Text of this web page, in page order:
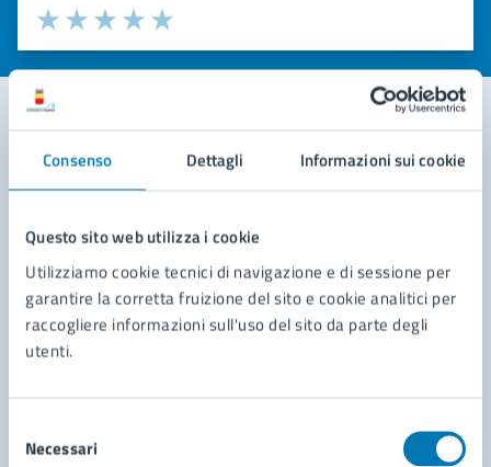
Consenso Dettagli Informazioni sui cookie
Questo sito web utilizza i cookie
Utilizziamo cookie tecnici di navigazione e di sessione per
garantire la corretta fruizione del sito e cookie analitici per
raccogliere informazioni sull'uso del sito da parte degli
utenti.
delNecessari
Valuta la chiarezza delle informazioni (da 1 a 5 stelle)
Seleziona il numero di stelle per valutare la chiarezza delle
Valuta 5 stelle su 5
Valuta 4 stelle su 5
Valuta 3 stelle su 5
Valuta 2 stelle su 5
Valuta 1 stelle su 5
Contatta il comune
Richiedi assistenza
Prenota appuntamento
Problemi in città